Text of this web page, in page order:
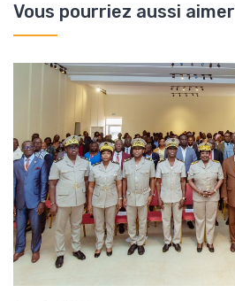
Vous pourriez aussi aimer